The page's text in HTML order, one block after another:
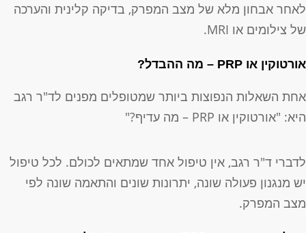
לאחר אבחון מלא של מצב המפרק, בדיקה קלינית והערכה
של צילומים או MRI.
אורטוקין או PRP – מה ההבדל?
אחת השאלות הנפוצות ביותר שמטופלים מפנים לד"ר רגב
היא: "אורטוקין או PRP – מה עדיף?"
לדברי ד"ר רגב, אין טיפול אחד שמתאים לכולם. לכל טיפול
יש מנגנון פעולה שונה, יתרונות שונים והתאמה שונה לפי
מצב המפרק.